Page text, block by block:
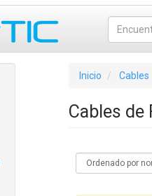
Inicio Cables
Cables de